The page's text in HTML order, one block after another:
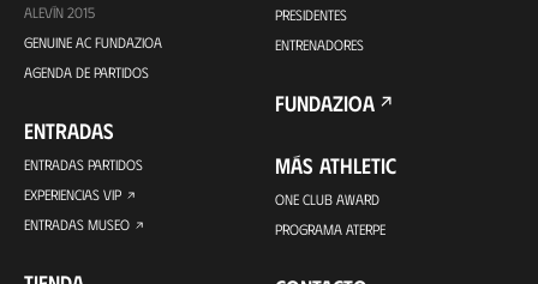
ALEVÍN 2015
GENUINE AC FUNDAZIOA
AGENDA DE PARTIDOS
ENTRADAS
ENTRADAS PARTIDOS
EXPERIENCIAS VIP
ENTRADAS MUSEO
PRESIDENTES
ENTRENADORES
FUNDAZIOA
MÁS ATHLETIC
ONE CLUB AWARD
PROGRAMA ATERPE